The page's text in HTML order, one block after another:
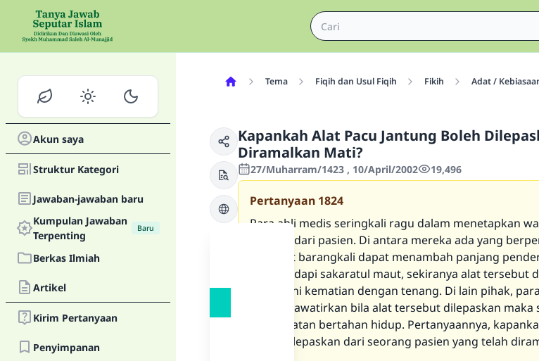
Akun saya
Struktur Kategori
Jawaban-jawaban baru
Kumpulan Jawaban
Terpenting
Baru
Berkas Ilmiah
Artikel
Kirim Pertanyaan
Penyimpanan
Tema Fiqih dan Usul Fiqih Fikih Adat /
Kapankah Alat Pacu Jantung Boleh
Diramalkan Mati?
27/Muharram/1423 , 10/April/2002 19,496
Pertanyaan 1824
Para ahli medis seringkali ragu dalam menetapkan
jantung dari pasien. Di antara mereka ada yang
tersebut barangkali dapat menambah panjang
menghadapi sakaratul maut, sekiranya alat tersebut
menjalani kematian dengan tenang. Di lain pihak,
mengkhawatirkan bila alat tersebut dilepaskan maka
kesempatan bertahan hidup. Pertanyaannya,
boleh dilepaskan dari seorang pasien yang telah